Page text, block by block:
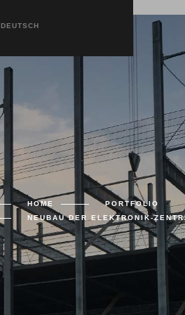
DEUTSCH
HOME
PORTFOLIO
NEUBAU DER ELEKTRONIK-